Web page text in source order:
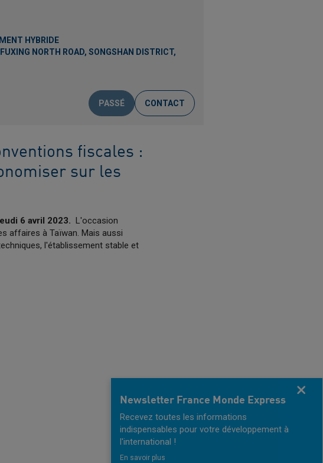
HYBRIDE
NORTH ROAD, SONGSHAN DISTRICT,
PASSÉ CONTACT
fiscales :
sur les
6 avril 2023. L'occasion
affaires à Taïwan. Mais aussi
l'établissement stable et
Newsletter France Monde Express
Recevez toutes les informations
indispensables pour votre développement à
l'international !
En savoir plus